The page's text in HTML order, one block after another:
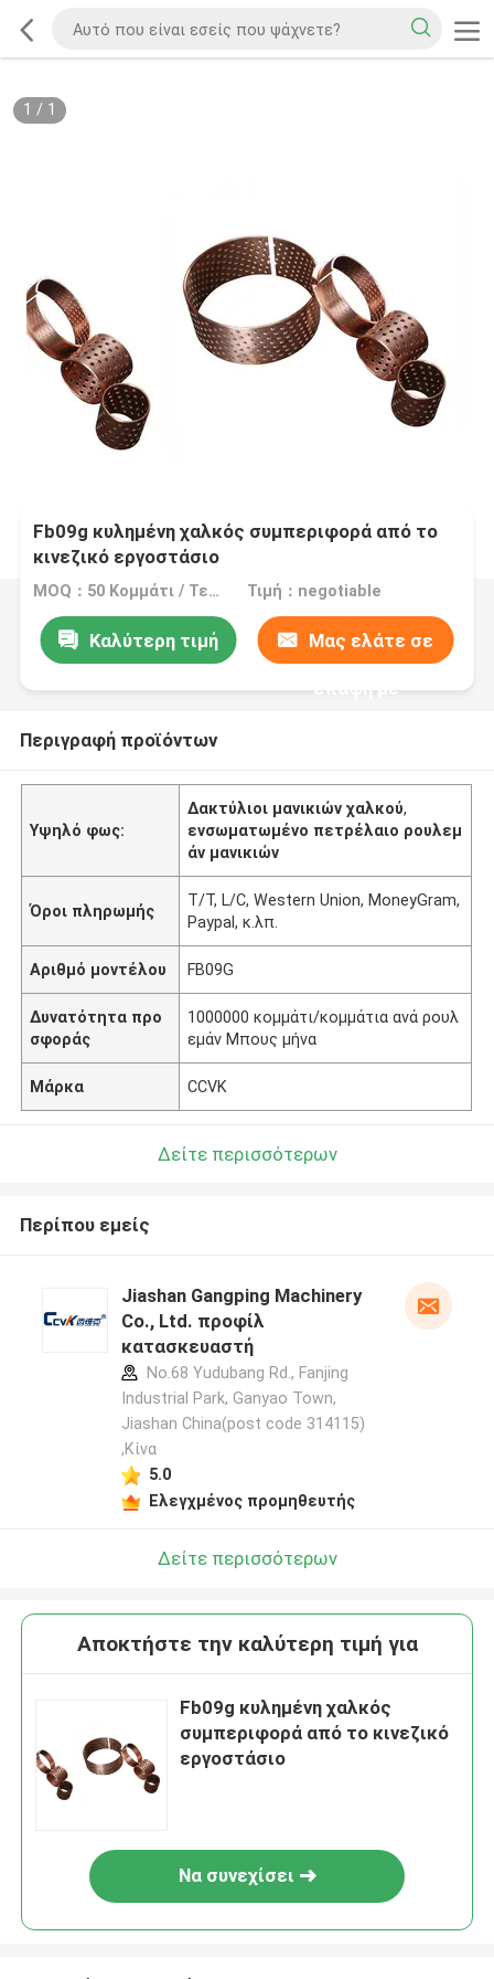
1 / 1
Fb09g κυλημένη χαλκός συμπεριφορά από το
κινεζικό εργοστάσιο
MOQ：50 Κομμάτι / Τεμάχια Τιμή：negotiable
Καλύτερη τιμή Μας ελάτε σε
επαφή με
Περιγραφή προϊόντων
Υψηλό φως:
Δακτύλιοι μανικιών χαλκού,
ενσωματωμένο πετρέλαιο ρουλεμ
άν μανικιών
Όροι πληρωμής
T/T, L/C, Western Union, MoneyGram,
Paypal, κ.λπ.
Αριθμό μοντέλου FB09G
Δυνατότητα προ
σφοράς
1000000 κομμάτι/κομμάτια ανά ρουλ
εμάν Μπους μήνα
Μάρκα CCVK
Δείτε περισσότερων
Περίπου εμείς
Jiashan Gangping Machinery
Co., Ltd. προφίλ
κατασκευαστή
No.68 Yudubang Rd., Fanjing
Industrial Park, Ganyao Town,
Jiashan China(post code 314115)
,Κίνα
5.0
Ελεγχμένος προμηθευτής
Δείτε περισσότερων
Αποκτήστε την καλύτερη τιμή για
Fb09g κυλημένη χαλκός
συμπεριφορά από το κινεζικό
εργοστάσιο
Να συνεχίσει